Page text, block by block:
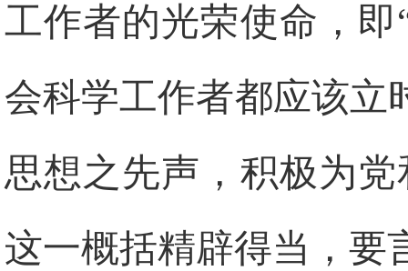
工作者的光荣使命，
会科学工作者都应该立
思想之先声，积极为
这一概括精辟得当，要